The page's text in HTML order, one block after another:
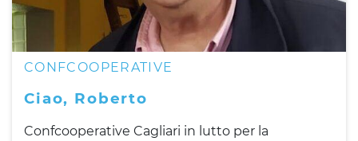
CONFCOOPERATIVE
Ciao, Roberto
Confcooperative Cagliari in lutto per la